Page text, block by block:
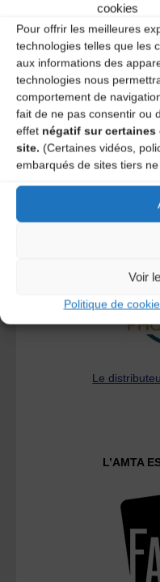
cookies
Pour offrir les meilleures
technologies telles que les
aux informations des
technologies nous
comportement de
fait de ne pas consentir ou
effet négatif sur
site. (Certaines vidéos,
embarqués de sites tiers
Voir
Politique de
Ce site utilise Akismet
savoir plus sur la façon
commentaires sont
A
Le
L’AMTA